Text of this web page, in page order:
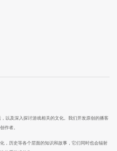
以及深入探讨游戏相关的文化。我们开发原创的播客
作者。
，历史等各个层面的知识和故事，它们同时也会辐射